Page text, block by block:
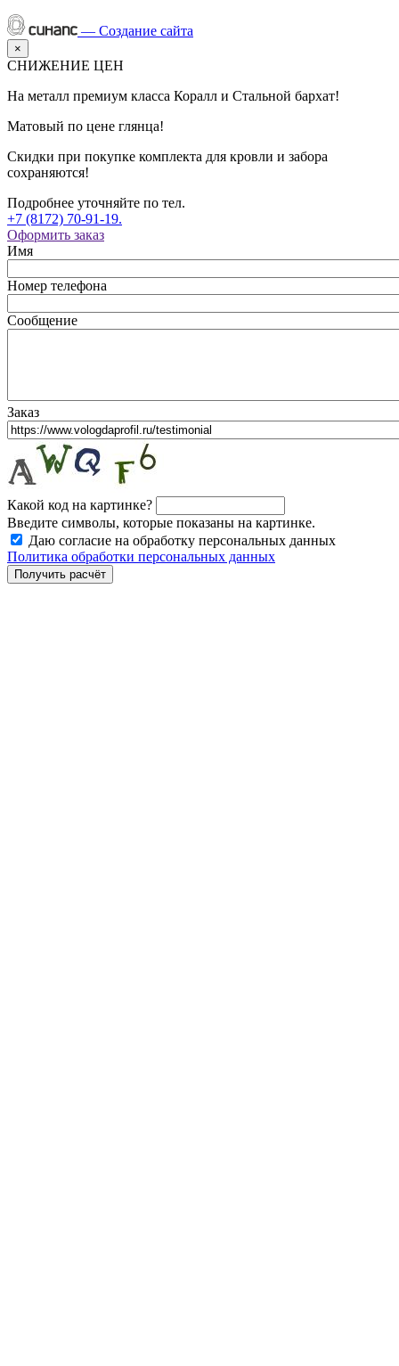
— Создание сайта
×
СНИЖЕНИЕ ЦЕН
На металл премиум класса Коралл и Стальной бархат!
Матовый по цене глянца!
Скидки при покупке комплекта для кровли и забора
сохраняются!
Подробнее уточняйте по тел.
+7 (8172) 70-91-19.
Оформить заказ
Имя
Номер телефона
Сообщение
Заказ
Какой код на картинке?
Введите символы, которые показаны на картинке.
Даю согласие на обработку персональных данных
Политика обработки персональных данных